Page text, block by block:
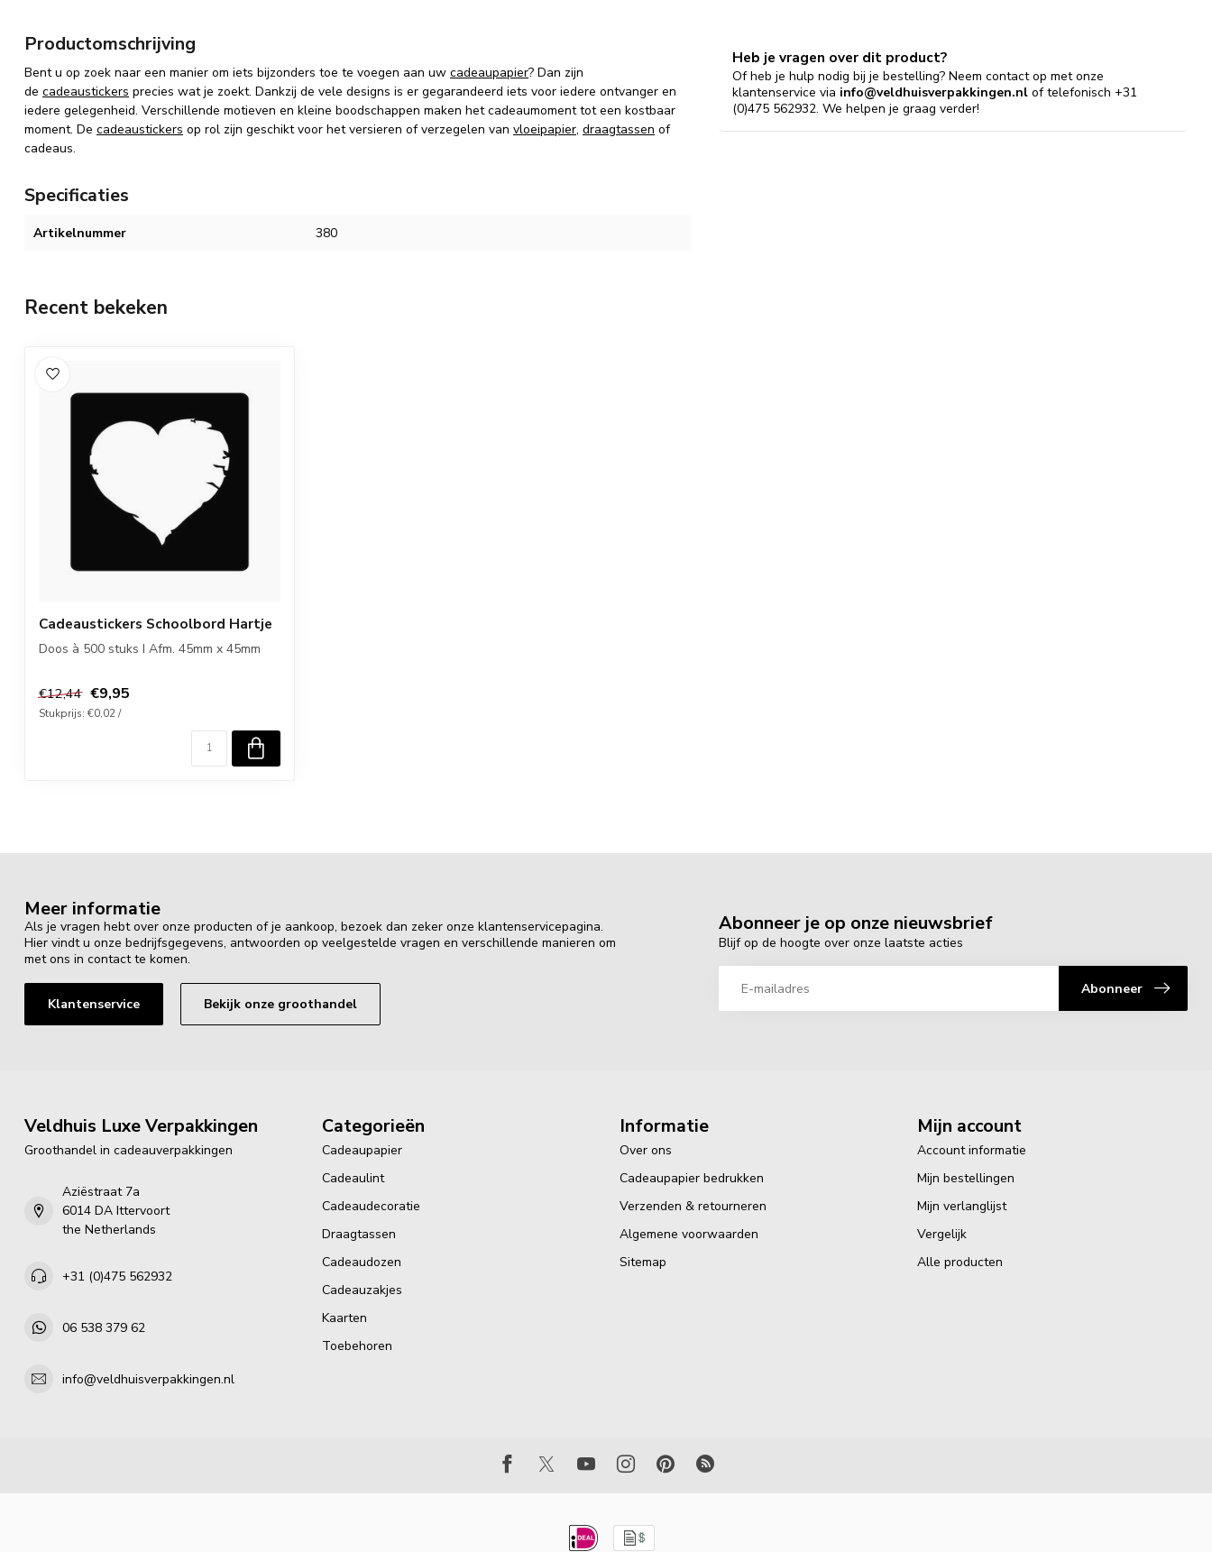
Productomschrijving
Bent u op zoek naar een manier om iets bijzonders toe te voegen aan uw cadeaupapier? Dan zijn
de cadeaustickers precies wat je zoekt. Dankzij de vele designs is er gegarandeerd iets voor iedere ontvanger en
iedere gelegenheid. Verschillende motieven en kleine boodschappen maken het cadeaumoment tot een kostbaar
moment. De cadeaustickers op rol zijn geschikt voor het versieren of verzegelen van vloeipapier, draagtassen of
cadeaus.
Specificaties
Artikelnummer 380
Heb je vragen over dit product?
Of heb je hulp nodig bij je bestelling? Neem contact op met onze
klantenservice via info@veldhuisverpakkingen.nl of telefonisch +31
(0)475 562932. We helpen je graag verder!
Recent bekeken
Cadeaustickers Schoolbord Hartje
Doos à 500 stuks I Afm. 45mm x 45mm
€12,44 €9,95
Stukprijs: €0,02 /
Meer informatie
Als je vragen hebt over onze producten of je aankoop, bezoek dan zeker onze klantenservicepagina.
Hier vindt u onze bedrijfsgegevens, antwoorden op veelgestelde vragen en verschillende manieren om
met ons in contact te komen.
Klantenservice Bekijk onze groothandel
Abonneer je op onze nieuwsbrief
Blijf op de hoogte over onze laatste acties
Abonneer
Veldhuis Luxe Verpakkingen
Groothandel in cadeauverpakkingen
Aziëstraat 7a
6014 DA Ittervoort
the Netherlands
+31 (0)475 562932
06 538 379 62
info@veldhuisverpakkingen.nl
Categorieën
Cadeaupapier
Cadeaulint
Cadeaudecoratie
Draagtassen
Cadeaudozen
Cadeauzakjes
Kaarten
Toebehoren
Informatie
Over ons
Cadeaupapier bedrukken
Verzenden & retourneren
Algemene voorwaarden
Sitemap
Mijn account
Account informatie
Mijn bestellingen
Mijn verlanglijst
Vergelijk
Alle producten